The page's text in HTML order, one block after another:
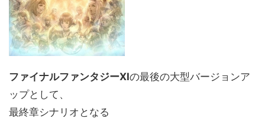
ファイナルファンタジーXIの最後の大型バージョンア
ップとして、
最終章シナリオとなる